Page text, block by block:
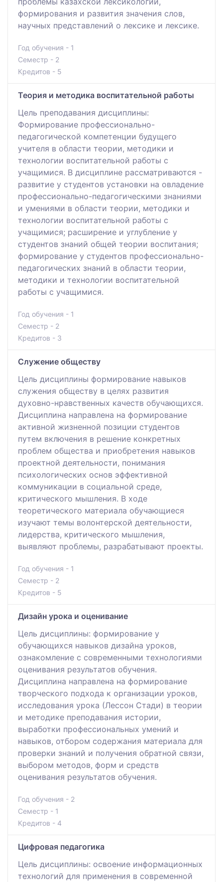
формирования и развития значения слов,
научных представлений о лексике и лексике.
Год обучения - 1
Семестр - 2
Кредитов - 5
Теория и методика воспитательной работы
Цель преподавания дисциплины:
Формирование профессионально-
педагогической компетенции будущего
учителя в области теории, методики и
технологии воспитательной работы с
учащимися. В дисциплине рассматриваются -
развитие у студентов установки на овладение
профессионально-педагогическими знаниями
и умениями в области теории, методики и
технологии воспитательной работы с
учащимися; расширение и углубление у
студентов знаний общей теории воспитания;
формирование у студентов профессионально-
педагогических знаний в области теории,
методики и технологии воспитательной
работы с учащимися.
Год обучения - 1
Семестр - 2
Кредитов - 3
Служение обществу
Цель дисциплины формирование навыков
служения обществу в целях развития
духовно-нравственных качеств обучающихся.
Дисциплина направлена на формирование
активной жизненной позиции студентов
путем включения в решение конкретных
проблем общества и приобретения навыков
проектной деятельности, понимания
психологических основ эффективной
коммуникации в социальной среде,
критического мышления. В ходе
теоретического материала обучающиеся
изучают темы волонтерской деятельности,
лидерства, критического мышления,
выявляют проблемы, разрабатывают проекты.
Год обучения - 1
Семестр - 2
Кредитов - 5
Дизайн урока и оценивание
Цель дисциплины: формирование у
обучающихся навыков дизайна уроков,
ознакомление с современными технологиями
оценивания результатов обучения.
Дисциплина направлена на формирование
творческого подхода к организации уроков,
исследования урока (Лессон Стади) в теории
и методике преподавания истории,
выработки профессиональных умений и
навыков, отбором содержания материала для
проверки знаний и получения обратной связи,
выбором методов, форм и средств
оценивания результатов обучения.
Год обучения - 2
Семестр - 1
Кредитов - 4
Цифровая педагогика
Цель дисциплины: освоение информационных
технологий для применения в современной